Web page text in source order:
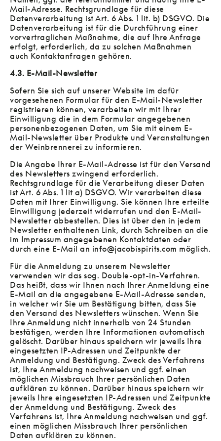
Mail-Adresse. Rechtsgrundlage für diese
Datenverarbeitung ist Art. 6 Abs. 1 lit. b) DSGVO. Die
Datenverarbeitung ist für die Durchführung einer
vorvertraglichen Maßnahme, die auf Ihre Anfrage
erfolgt, erforderlich, da zu solchen Maßnahmen
auch Kontaktanfragen gehören.
4.3. E-Mail-Newsletter
Sofern Sie sich auf unserer Website im dafür
vorgesehenen Formular für den E-Mail-Newsletter
registrieren können, verarbeiten wir mit Ihrer
Einwilligung die in dem Formular angegebenen
personenbezogenen Daten, um Sie mit einem E-
Mail-Newsletter über Produkte und Veranstaltungen
der Weinbrennerei zu informieren.
Die Angabe Ihrer E-Mail-Adresse ist für den Versand
des Newsletters zwingend erforderlich.
Rechtsgrundlage für die Verarbeitung dieser Daten
ist Art. 6 Abs. 1 lit a) DSGVO. Wir verarbeiten diese
Daten mit Ihrer Einwilligung. Sie können Ihre erteilte
Einwilligung jederzeit widerrufen und den E-Mail-
Newsletter abbestellen. Dies ist über den in jedem
Newsletter enthaltenen Link, durch Schreiben an die
im Impressum angegebenen Kontaktdaten oder
durch eine E-Mail an info@jacobispirits.com möglich.
Für die Anmeldung zu unserem Newsletter
verwenden wir das sog. Double-opt-in-Verfahren.
Das heißt, dass wir Ihnen nach Ihrer Anmeldung eine
E-Mail an die angegebene E-Mail-Adresse senden,
in welcher wir Sie um Bestätigung bitten, dass Sie
den Versand des Newsletters wünschen. Wenn Sie
Ihre Anmeldung nicht innerhalb von 24 Stunden
bestätigen, werden Ihre Informationen automatisch
gelöscht. Darüber hinaus speichern wir jeweils Ihre
eingesetzten IP-Adressen und Zeitpunkte der
Anmeldung und Bestätigung. Zweck des Verfahrens
ist, Ihre Anmeldung nachweisen und ggf. einen
möglichen Missbrauch Ihrer persönlichen Daten
aufklären zu können. Darüber hinaus speichern wir
jeweils Ihre eingesetzten IP-Adressen und Zeitpunkte
der Anmeldung und Bestätigung. Zweck des
Verfahrens ist, Ihre Anmeldung nachweisen und ggf.
einen möglichen Missbrauch Ihrer persönlichen
Daten aufklären zu können.